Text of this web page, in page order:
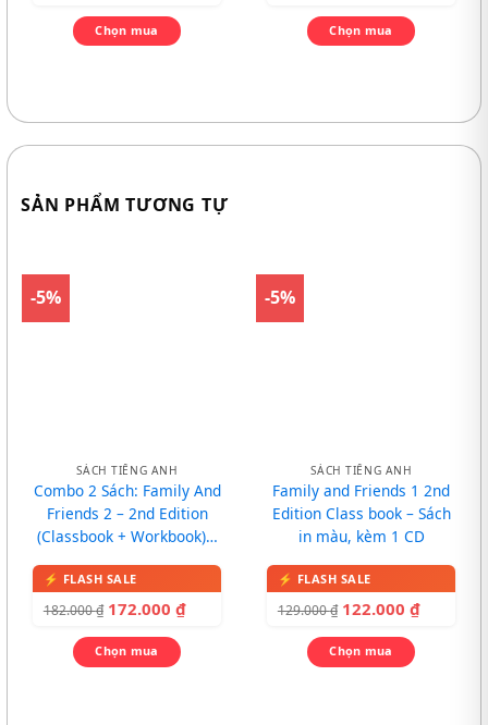
Chọn mua Chọn mua
SẢN PHẨM TƯƠNG TỰ
-5%
SÁCH TIẾNG ANH
Combo 2 Sách: Family And
Friends 2 – 2nd Edition
(Classbook + Workbook) –
182.000₫ 172.000 ₫
Chọn mua
-5%
SÁCH TIẾNG ANH
Family and Friends 1 2nd
Edition Class book – Sách
in màu, kèm 1 CD
129.000₫ 122.000 ₫
Chọn mua